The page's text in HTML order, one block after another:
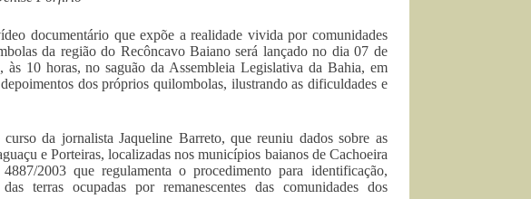
documentário que expõe a realidade vivida por comunidades
da região do Recôncavo Baiano será lançado no dia 07 de
às 10 horas, no saguão da Assembleia Legislativa da Bahia, em
dos próprios quilombolas, ilustrando as dificuldades e
da jornalista Jaqueline Barreto, que reuniu dados sobre as
e Porteiras, localizadas nos municípios baianos de Cachoeira
2003 que regulamenta o procedimento para identificação,
terras ocupadas por remanescentes das comunidades dos